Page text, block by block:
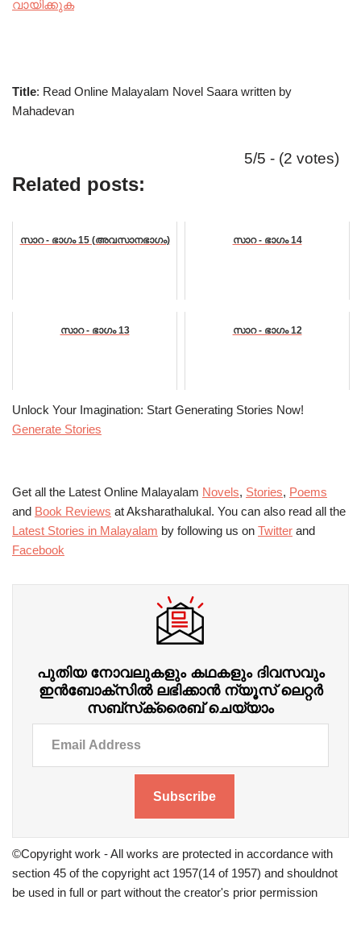
വായിക്കുക
Title: Read Online Malayalam Novel Saara written by
Mahadevan
5/5 - (2 votes)
Related posts:
സാറ - ഭാഗം 15 (അവസാനഭാഗം) സാറ - ഭാഗം 14
സാറ - ഭാഗം 13 സാറ - ഭാഗം 12
Unlock Your Imagination: Start Generating Stories Now!
Generate Stories
Get all the Latest Online Malayalam Novels, Stories, Poems
and Book Reviews at Aksharathalukal. You can also read all the
Latest Stories in Malayalam by following us on Twitter and
Facebook
പുതിയ നോവലുകളും കഥകളും ദിവസവും
ഇന്‍ബോക്‌സില്‍ ലഭിക്കാന്‍ ന്യൂസ് ലെറ്റർ
സബ്‌സ്‌ക്രൈബ് ചെയ്യാം
Subscribe
©Copyright work - All works are protected in accordance with
section 45 of the copyright act 1957(14 of 1957) and shouldnot
be used in full or part without the creator's prior permission